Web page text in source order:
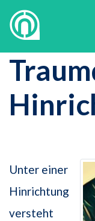
Unter einer
Hinrichtung
versteht